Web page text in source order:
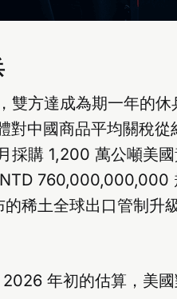
方達成為期一年的休
對中國商品平均關稅從
採購 1,200 萬公噸美
760,000,000,000
稀土全球出口管制升
年初的估算，美國